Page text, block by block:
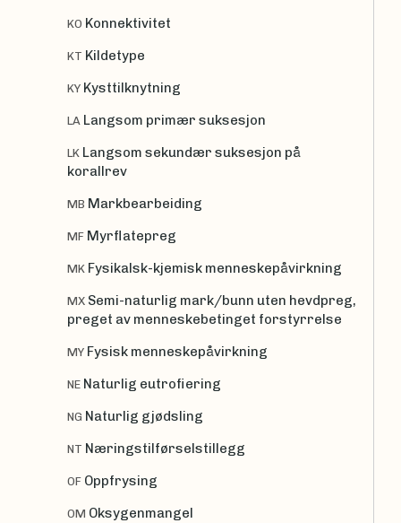
KO Konnektivitet
KT Kildetype
KY Kysttilknytning
LA Langsom primær suksesjon
LK Langsom sekundær suksesjon på
korallrev
MB Markbearbeiding
MF Myrflatepreg
MK Fysikalsk-kjemisk menneskepåvirkning
MX Semi-naturlig mark/bunn uten hevdpreg,
preget av menneskebetinget forstyrrelse
MY Fysisk menneskepåvirkning
NE Naturlig eutrofiering
NG Naturlig gjødsling
NT Næringstilførselstillegg
OF Oppfrysing
OM Oksygenmangel